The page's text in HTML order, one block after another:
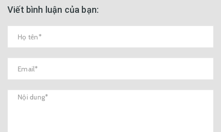
Viết bình luận của bạn: